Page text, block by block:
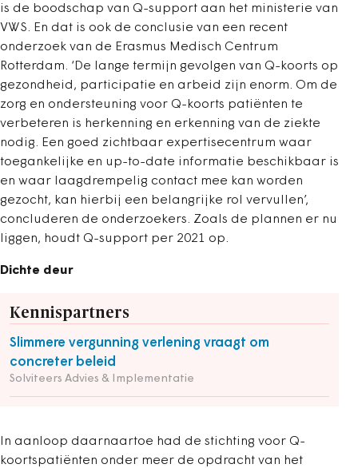
is de boodschap van Q-support aan het ministerie van
VWS. En dat is ook de conclusie van een recent
onderzoek van de Erasmus Medisch Centrum
Rotterdam. ‘De lange termijn gevolgen van Q-koorts op
gezondheid, participatie en arbeid zijn enorm. Om de
zorg en ondersteuning voor Q-koorts patiënten te
verbeteren is herkenning en erkenning van de ziekte
nodig. Een goed zichtbaar expertisecentrum waar
toegankelijke en up-to-date informatie beschikbaar is
en waar laagdrempelig contact mee kan worden
gezocht, kan hierbij een belangrijke rol vervullen’,
concluderen de onderzoekers. Zoals de plannen er nu
liggen, houdt Q-support per 2021 op.
Dichte deur
Kennispartners
Slimmere vergunning verlening vraagt om
concreter beleid
Solviteers Advies & Implementatie
In aanloop daarnaartoe had de stichting voor Q-
koortspatiënten onder meer de opdracht van het